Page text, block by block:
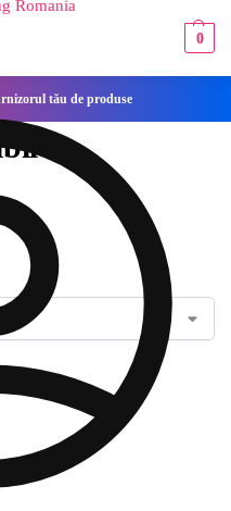
0
tău de produse